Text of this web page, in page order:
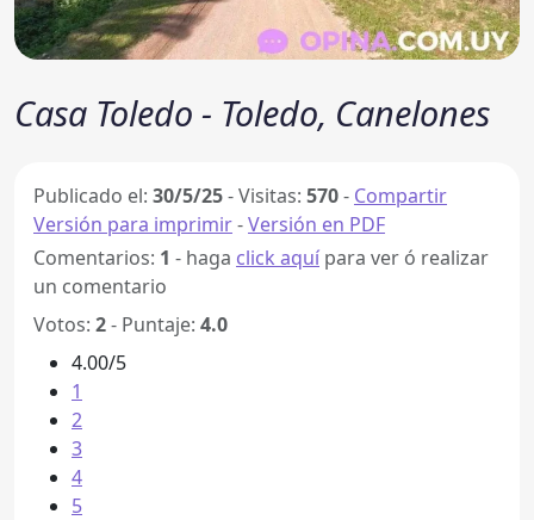
Casa Toledo - Toledo, Canelones
Publicado el: 30/5/25-Visitas: 570- Compartir
Versión para imprimir-Versión en PDF
Comentarios: 1 - haga click aquí para ver ó realizar
un comentario
Votos: 2- Puntaje: 4.0
4.00/5
1
2
3
4
5